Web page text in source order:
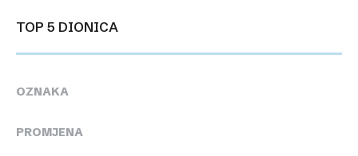
TOP 5 DIONICA
OZNAKA
PROMJENA